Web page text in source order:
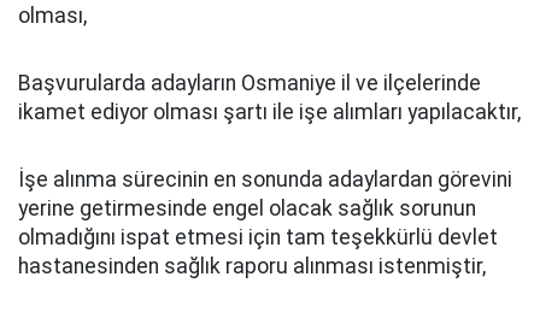
olması,
Başvurularda adayların Osmaniye il ve ilçelerinde
ikamet ediyor olması şartı ile işe alımları yapılacaktır,
İşe alınma sürecinin en sonunda adaylardan görevini
yerine getirmesinde engel olacak sağlık sorunun
olmadığını ispat etmesi için tam teşekkürlü devlet
hastanesinden sağlık raporu alınması istenmiştir,